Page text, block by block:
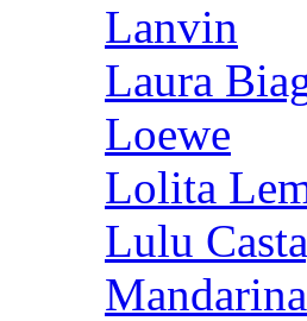
Lanvin
Laura
Loewe
Lolita
Lulu